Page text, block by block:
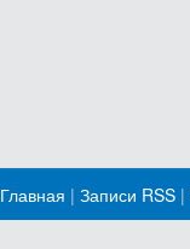
Главная | Записи RSS |